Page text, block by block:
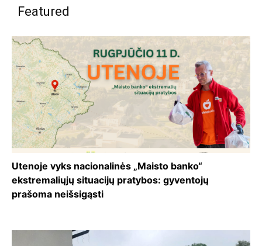
Featured
Utenoje vyks nacionalinės „Maisto banko“
ekstremaliųjų situacijų pratybos: gyventojų
prašoma neišsigąsti